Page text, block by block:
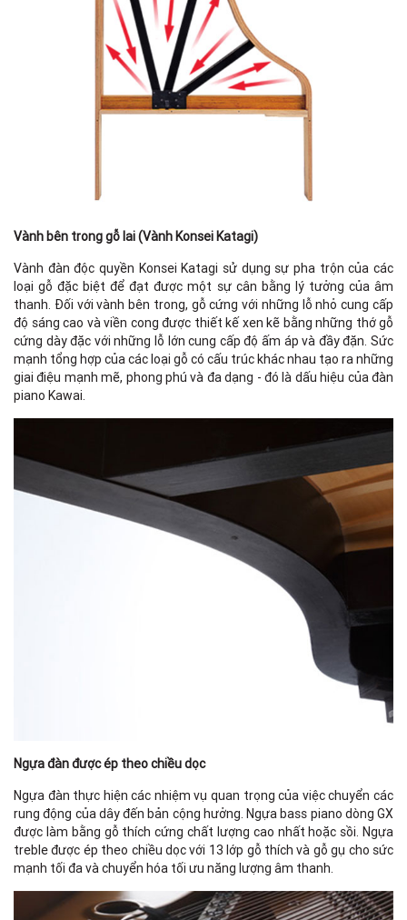
Vành bên trong gỗ lai (Vành Konsei Katagi)
Vành đàn độc quyền Konsei Katagi sử dụng sự pha trộn của các
loại gỗ đặc biệt để đạt được một sự cân bằng lý tưởng của âm
thanh. Đối với vành bên trong, gỗ cứng với những lỗ nhỏ cung cấp
độ sáng cao và viền cong được thiết kế xen kẽ bằng những thớ gỗ
cứng dày đặc với những lỗ lớn cung cấp độ ấm áp và đầy đặn. Sức
mạnh tổng hợp của các loại gỗ có cấu trúc khác nhau tạo ra những
giai điệu mạnh mẽ, phong phú và đa dạng - đó là dấu hiệu của đàn
piano Kawai.
Ngựa đàn được ép theo chiều dọc
Ngựa đàn thực hiện các nhiệm vụ quan trọng của việc chuyển các
rung động của dây đến bản cộng hưởng. Ngựa bass piano dòng GX
được làm bằng gỗ thích cứng chất lượng cao nhất hoặc sồi. Ngựa
treble được ép theo chiều dọc với 13 lớp gỗ thích và gỗ gụ cho sức
mạnh tối đa và chuyển hóa tối ưu năng lượng âm thanh.